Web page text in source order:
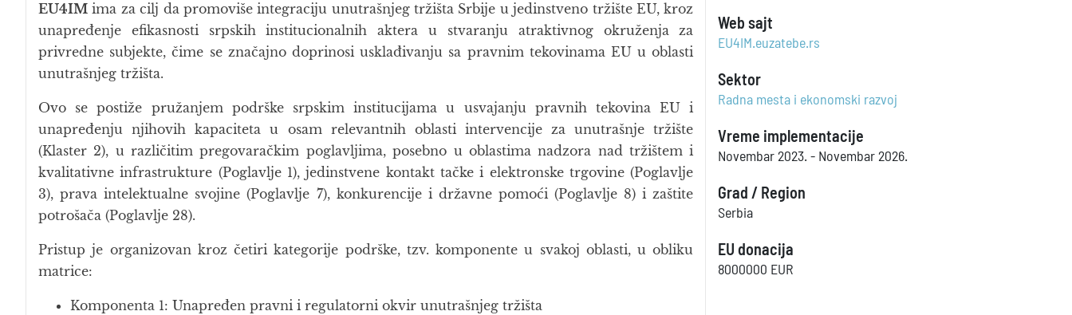
EU4IM ima za cilj da promoviše integraciju unutrašnjeg tržišta Srbije u jedinstveno tržište EU, kroz
unapređenje efikasnosti srpskih institucionalnih aktera u stvaranju atraktivnog okruženja za
privredne subjekte, čime se značajno doprinosi usklađivanju sa pravnim tekovinama EU u oblasti
unutrašnjeg tržišta.
Ovo se postiže pružanjem podrške srpskim institucijama u usvajanju pravnih tekovina EU i
unapređenju njihovih kapaciteta u osam relevantnih oblasti intervencije za unutrašnje tržište
(Klaster 2), u različitim pregovaračkim poglavljima, posebno u oblastima nadzora nad tržištem i
kvalitativne infrastrukture (Poglavlje 1), jedinstvene kontakt tačke i elektronske trgovine (Poglavlje
3), prava intelektualne svojine (Poglavlje 7), konkurencije i državne pomoći (Poglavlje 8) i zaštite
potrošača (Poglavlje 28).
Pristup je organizovan kroz četiri kategorije podrške, tzv. komponente u svakoj oblasti, u obliku
matrice:
Komponenta 1: Unapređen pravni i regulatorni okvir unutrašnjeg tržišta
Web sajt
EU4IM.euzatebe.rs
Sektor
Radna mesta i ekonomski razvoj
Vreme implementacije
Novembar 2023. - Novembar 2026.
Grad / Region
Serbia
EU donacija
8000000 EUR